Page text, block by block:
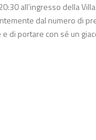
all’ingresso della
dal numero di
di portare con sé un